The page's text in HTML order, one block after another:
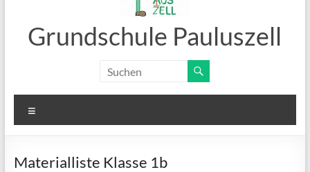
Grundschule Pauluszell
Materialliste Klasse 1b